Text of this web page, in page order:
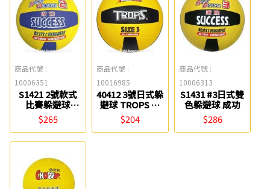
商品代號 :
10006351
S1421 2號軟式
比賽躲避球
Success成功
$265
商品代號 :
10016985
40412 3號日式躲
避球 TROPS 特
波士
$204
商品代號 :
10006313
S1431 #3日式雙
色躲避球 成功
$286